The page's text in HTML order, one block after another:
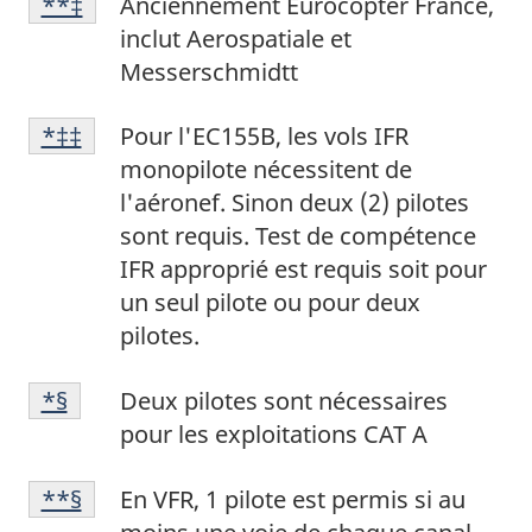
22
de
de
page
24
inclut Aerospatiale et
Messerschmidtt
Note
de
Pour l'EC155B, les vols IFR
monopilote nécessitent de
l'aéronef. Sinon deux (2) pilotes
sont requis. Test de compétence
IFR approprié est requis soit pour
un seul pilote ou pour deux
pilotes.
Retour à la référence de la note de bas de
*‡‡
Note
de
de
page
Deux pilotes sont nécessaires
pour les exploitations CAT A
Retour à la référence de la note de bas de
*§
Note
de
En VFR, 1 pilote est permis si au
Retour à la référence de la note de bas de
**§